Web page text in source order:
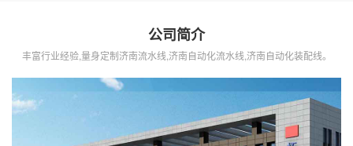
公司简介
丰富行业经验,量身定制济南流水线,济南自动化流水线,济南自动化装配线。